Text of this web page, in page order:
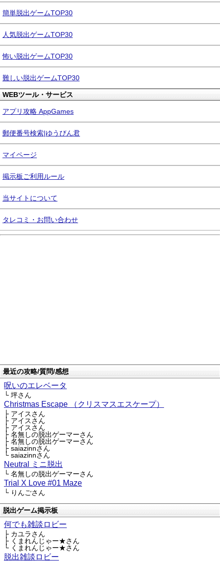
簡単脱出ゲームTOP30
人気脱出ゲームTOP30
怖い脱出ゲームTOP30
難しい脱出ゲームTOP30
WEBツール・サービス
アプリ攻略 AppGames
郵便番号検索|ゆうびん君
マイページ
掲示板ご利用ルール
当サイトについて
タレコミ・お問い合わせ
最近の攻略/質問/感想
呪いのエレベータ
└ 坪さん
Christmas Escape （クリスマスエスケープ）
├ アイスさん
├ アイスさん
├ アイスさん
├ 名無しの脱出ゲーマーさん
├ 名無しの脱出ゲーマーさん
├ saiazinnさん
└ saiazinnさん
Neutral ミニ脱出
└ 名無しの脱出ゲーマーさん
Trial X Love #01 Maze
└ りんごさん
脱出ゲーム掲示板
何でも雑談ロビー
├ カユラさん
├ くまれんじゃー★さん
└ くまれんじゃー★さん
脱出雑談ロビー